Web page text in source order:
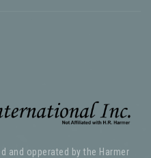
and opperated by the Harmer